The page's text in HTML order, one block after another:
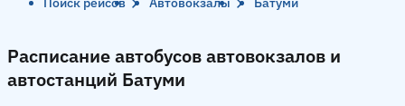
Расписание автобусов автовокзалов и
автостанций Батуми